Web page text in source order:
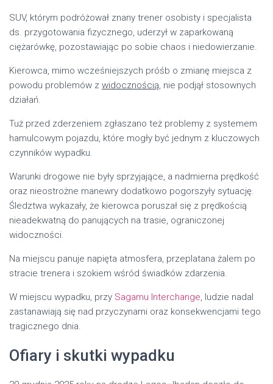
SUV, którym podróżował znany trener osobisty i specjalista
ds. przygotowania fizycznego, uderzył w zaparkowaną
ciężarówkę, pozostawiając po sobie chaos i niedowierzanie.
Kierowca, mimo wcześniejszych próśb o zmianę miejsca z
powodu problemów z widocznością, nie podjął stosownych
działań.
Tuż przed zderzeniem zgłaszano też problemy z systemem
hamulcowym pojazdu, które mogły być jednym z kluczowych
czynników wypadku.
Warunki drogowe nie były sprzyjające, a nadmierna prędkość
oraz nieostrożne manewry dodatkowo pogorszyły sytuację.
Śledztwa wykazały, że kierowca poruszał się z prędkością
nieadekwatną do panujących na trasie, ograniczonej
widoczności.
Na miejscu panuje napięta atmosfera, przeplatana żalem po
stracie trenera i szokiem wśród świadków zdarzenia.
W miejscu wypadku, przy Sagamu Interchange, ludzie nadal
zastanawiają się nad przyczynami oraz konsekwencjami tego
tragicznego dnia.
Ofiary i skutki wypadku